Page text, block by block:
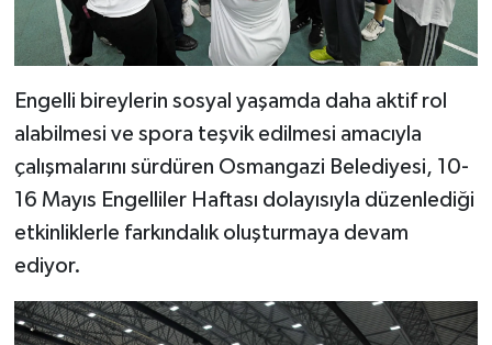
Engelli bireylerin sosyal yaşamda daha aktif rol
alabilmesi ve spora teşvik edilmesi amacıyla
çalışmalarını sürdüren Osmangazi Belediyesi, 10-
16 Mayıs Engelliler Haftası dolayısıyla düzenlediği
etkinliklerle farkındalık oluşturmaya devam
ediyor.